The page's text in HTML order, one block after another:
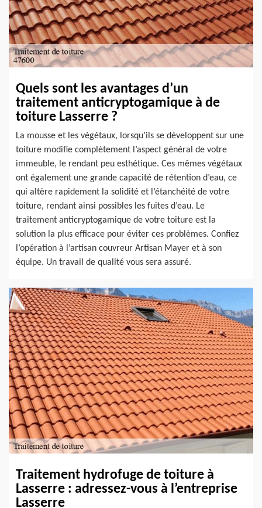
Quels sont les avantages d’un
traitement anticryptogamique à de
toiture Lasserre ?
La mousse et les végétaux, lorsqu’ils se développent sur une
toiture modifie complètement l’aspect général de votre
immeuble, le rendant peu esthétique. Ces mêmes végétaux
ont également une grande capacité de rétention d’eau, ce
qui altère rapidement la solidité et l’étanchéité de votre
toiture, rendant ainsi possibles les fuites d’eau. Le
traitement anticryptogamique de votre toiture est la
solution la plus efficace pour éviter ces problèmes. Confiez
l’opération à l’artisan couvreur Artisan Mayer et à son
équipe. Un travail de qualité vous sera assuré.
Traitement hydrofuge de toiture à
Lasserre : adressez-vous à l’entreprise
Lasserre